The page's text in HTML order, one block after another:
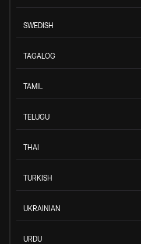
SWEDISH
TAGALOG
TAMIL
TELUGU
THAI
TURKISH
UKRAINIAN
URDU